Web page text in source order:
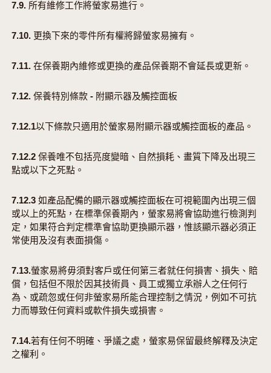
7.9. 所有維修工作將螢家易進行。
7.10. 更換下來的零件所有權將歸螢家易擁有。
7.11. 在保養期內維修或更換的產品保養期不會延長或更新。
7.12. 保養特別條款 - 附顯示器及觸控面板
7.12.1以下條款只適用於螢家易附顯示器或觸控面板的產品。
7.12.2 保養唯不包括亮度變暗、自然損耗、畫質下降及出現三
點或以下之死點。
7.12.3 如產品配備的顯示器或觸控面板在可視範圍內出現三個
或以上的死點，在標準保養期內，螢家易將會協助進行檢測判
定，如果符合判定標準會協助更換顯示器，惟該顯示器必須正
常使用及沒有表面損傷。
7.13.螢家易將毋須對客戶或任何第三者就任何損害、損失、賠
償，包括但不限於因其技術員、員工或獨立承辦人之任何行
為、或疏忽或任何非螢家易所能合理控制之情況，例如不可抗
力而導致任何資料或軟件損失或損害。
7.14.若有任何不明確、爭議之處，螢家易保留最終解釋及決定
之權利。